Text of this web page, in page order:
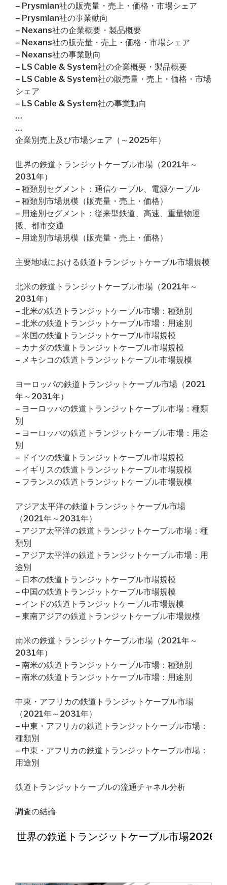
– Prysmian社の販売量・売上・価格・市場シェア
– Prysmian社の事業動向
– Nexans社の企業概要・製品概要
– Nexans社の販売量・売上・価格・市場シェア
– Nexans社の事業動向
– LS Cable & System社の企業概要・製品概要
– LS Cable & System社の販売量・売上・価格・市場
シェア
– LS Cable & System社の事業動向
…
…
企業別売上及び市場シェア（～2025年）
世界の鉄道トランジットケーブル市場（2021年～
2031年）
– 種類別セグメント：通信ケーブル、電源ケーブル
– 種類別市場規模（販売量・売上・価格）
– 用途別セグメント：従来型鉄道、高速、重量物運
搬、都市交通
– 用途別市場規模（販売量・売上・価格）
主要地域における鉄道トランジットケーブル市場規模
北米の鉄道トランジットケーブル市場（2021年～
2031年）
– 北米の鉄道トランジットケーブル市場：種類別
– 北米の鉄道トランジットケーブル市場：用途別
– 米国の鉄道トランジットケーブル市場規模
– カナダの鉄道トランジットケーブル市場規模
– メキシコの鉄道トランジットケーブル市場規模
ヨーロッパの鉄道トランジットケーブル市場（2021
年～2031年）
– ヨーロッパの鉄道トランジットケーブル市場：種類
別
– ヨーロッパの鉄道トランジットケーブル市場：用途
別
– ドイツの鉄道トランジットケーブル市場規模
– イギリスの鉄道トランジットケーブル市場規模
– フランスの鉄道トランジットケーブル市場規模
アジア太平洋の鉄道トランジットケーブル市場
（2021年～2031年）
– アジア太平洋の鉄道トランジットケーブル市場：種
類別
– アジア太平洋の鉄道トランジットケーブル市場：用
途別
– 日本の鉄道トランジットケーブル市場規模
– 中国の鉄道トランジットケーブル市場規模
– インドの鉄道トランジットケーブル市場規模
– 東南アジアの鉄道トランジットケーブル市場規模
南米の鉄道トランジットケーブル市場（2021年～
2031年）
– 南米の鉄道トランジットケーブル市場：種類別
– 南米の鉄道トランジットケーブル市場：用途別
中東・アフリカの鉄道トランジットケーブル市場
（2021年～2031年）
– 中東・アフリカの鉄道トランジットケーブル市場：
種類別
– 中東・アフリカの鉄道トランジットケーブル市場：
用途別
鉄道トランジットケーブルの流通チャネル分析
調査の結論
世界の鉄道トランジットケーブル市場2026年